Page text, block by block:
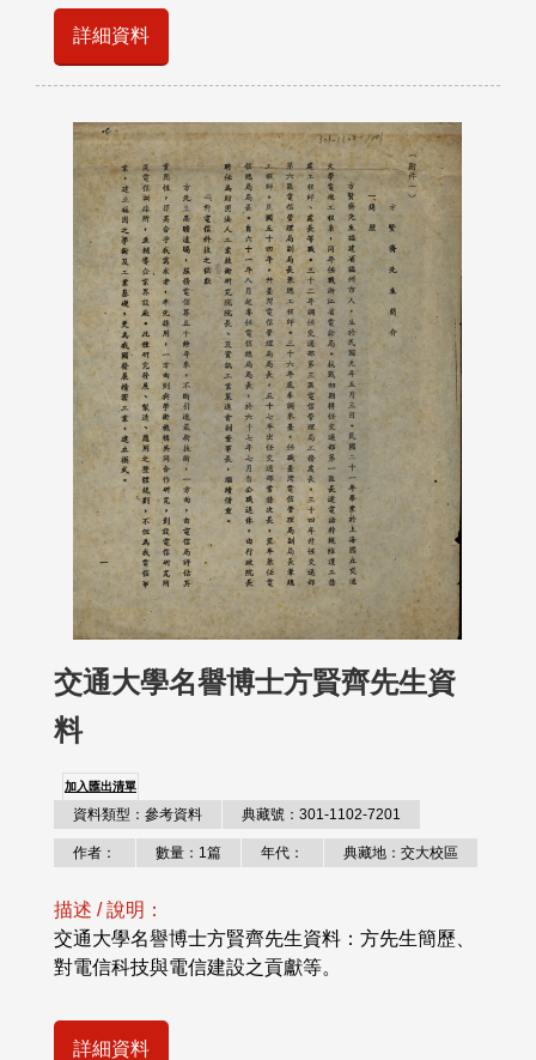
詳細資料
交通大學名譽博士方賢齊先生資
料
加入匯出清單
資料類型：參考資料 典藏號：301-1102-7201
作者： 數量：1篇 年代： 典藏地：交大校區
描述 / 說明：
交通大學名譽博士方賢齊先生資料：方先生簡歷、
對電信科技與電信建設之貢獻等。
詳細資料